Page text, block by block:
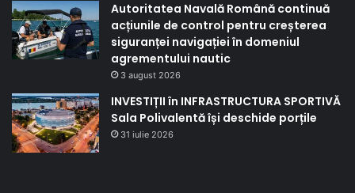
Autoritatea Navală Română continuă
acțiunile de control pentru creșterea
siguranței navigației în domeniul
agrementului nautic
3 august 2026
INVESTIȚII în INFRASTRUCTURA SPORTIVĂ
Sala Polivalentă își deschide porțile
31 iulie 2026